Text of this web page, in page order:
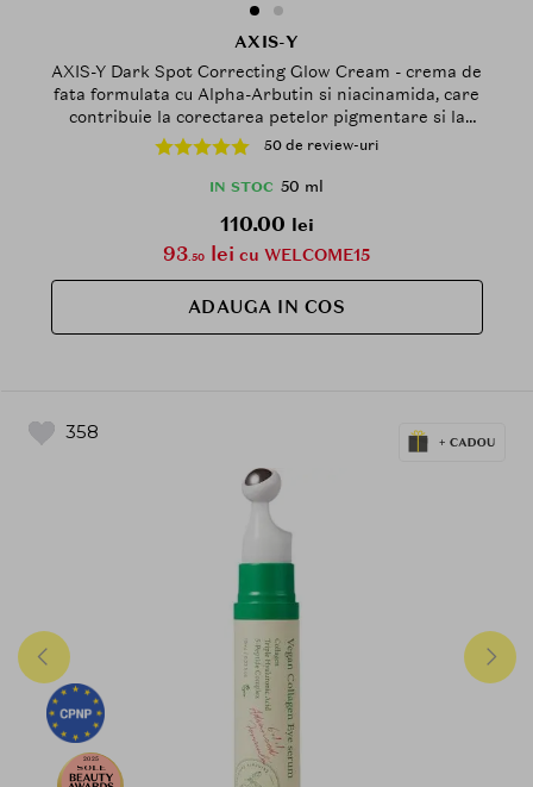
AXIS-Y
AXIS-Y Dark Spot Correcting Glow Cream - crema de
fata formulata cu Alpha-Arbutin si niacinamida, care
contribuie la corectarea petelor pigmentare si la
metinerea barierei cutanate - 50 ml
50 de review-uri
IN STOC 50 ml
110.00 lei
93.50 lei cu WELCOME15
ADAUGA IN COS
358
2025